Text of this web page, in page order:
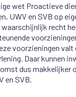
wet Proactieve
UWV en SVB op
recht
voorzieningen
Daar kunnen
dus makkelijker
en SVB.